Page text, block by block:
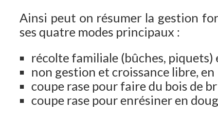
Ainsi peut on résumer la gestion
ses quatre modes principaux :
récolte familiale (bûches,
non gestion et croissance libre,
coupe rase pour faire du bois de
coupe rase pour enrésiner en